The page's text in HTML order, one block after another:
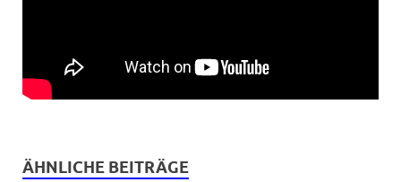
ÄHNLICHE BEITRÄGE